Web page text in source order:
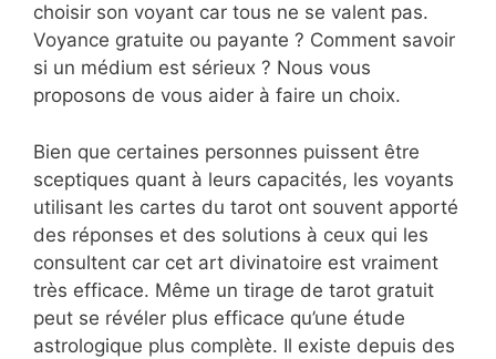
choisir son voyant car tous ne se valent pas.
Voyance gratuite ou payante ? Comment savoir
si un médium est sérieux ? Nous vous
proposons de vous aider à faire un choix.
Bien que certaines personnes puissent être
sceptiques quant à leurs capacités, les voyants
utilisant les cartes du tarot ont souvent apporté
des réponses et des solutions à ceux qui les
consultent car cet art divinatoire est vraiment
très efficace. Même un tirage de tarot gratuit
peut se révéler plus efficace qu’une étude
astrologique plus complète. Il existe depuis des